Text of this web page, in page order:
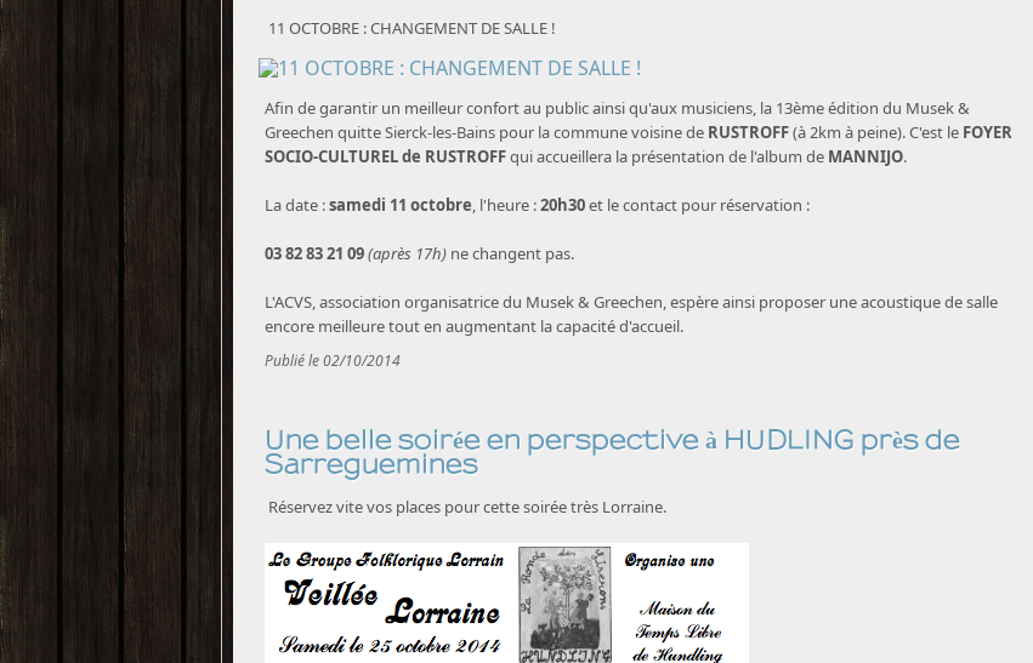
11 OCTOBRE : CHANGEMENT DE SALLE !
Afin de garantir un meilleur confort au public ainsi qu'aux musiciens, la 13ème édition du Musek &
Greechen quitte Sierck-les-Bains pour la commune voisine de RUSTROFF(à 2km à peine). C'est le FOYER
SOCIO-CULTUREL de RUSTROFFqui accueillera la présentation de l'album de MANNIJO.
La date :samedi 11 octobre, l'heure :20h30et le contact pour réservation :
03 82 83 21 09(après 17h) ne changent pas.
L'ACVS, association organisatrice du Musek & Greechen, espère ainsi proposer une acoustique de salle
encore meilleure tout en augmentant la capacité d'accueil.
Publié le 02/10/2014
Une belle soirée en perspective à HUDLING près de
Sarreguemines
Réservez vite vos places pour cette soirée très Lorraine.